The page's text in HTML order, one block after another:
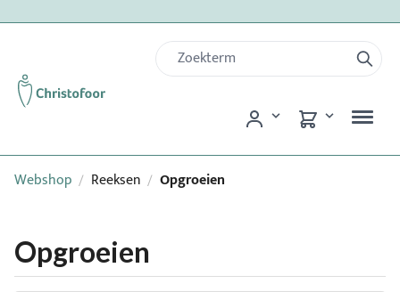
Webshop / Reeksen / Opgroeien
Opgroeien